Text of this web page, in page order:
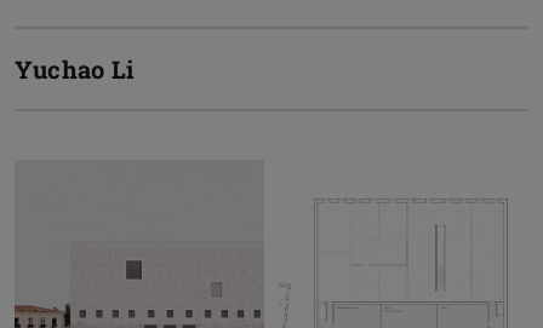
Yuchao Li